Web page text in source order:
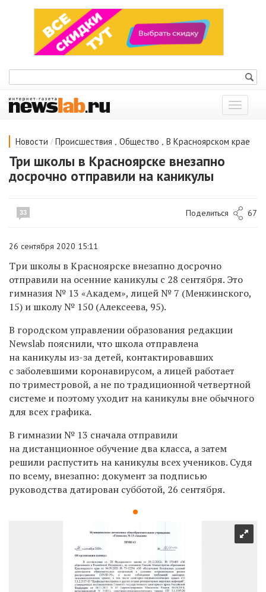
Показать
меню
Новости / Происшествия , Общество , В Красноярском крае
Три школы в Красноярске внезапно
досрочно отправили на каникулы
33 Поделиться 67
26 сентября 2020 15:11
Три школы в Красноярске внезапно досрочно
отправили на осенние каникулы с 28 сентября. Это
гимназия № 13 «Академ», лицей № 7 (Менжинского,
15) и школу № 150 (Алексеева, 95).
В городском управлении образования редакции
Newslab пояснили, что школа отправлена
на каникулы из-за детей, контактировавших
с заболевшими коронавирусом, а лицей работает
по триместровой, а не по традиционной четвертной
системе и поэтому уходит на каникулы вне обычного
для всех графика.
В гимназии № 13 сначала отправили
на дистанционное обучение два класса, а затем
решили распустить на каникулы всех учеников. Судя
по всему, внезапно: документ за подписью
руководства датирован субботой, 26 сентября.